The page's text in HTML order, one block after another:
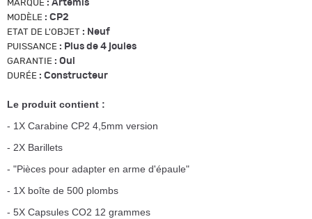
MARQUE : Artemis
MODÈLE : CP2
ETAT DE L'OBJET : Neuf
PUISSANCE : Plus de 4 joules
GARANTIE : Oui
DURÉE : Constructeur
Le produit contient :
- 1X Carabine CP2 4,5mm version
- 2X Barillets
- "Pièces pour adapter en arme d'épaule"
- 1X boîte de 500 plombs
- 5X Capsules CO2 12 grammes